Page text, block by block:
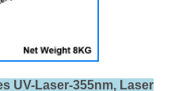
UV-Laser-355nm, Laser